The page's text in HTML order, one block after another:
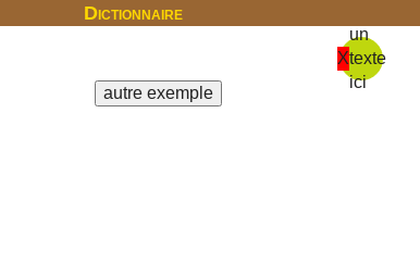
Dictionnaire
X
un
texte
ici